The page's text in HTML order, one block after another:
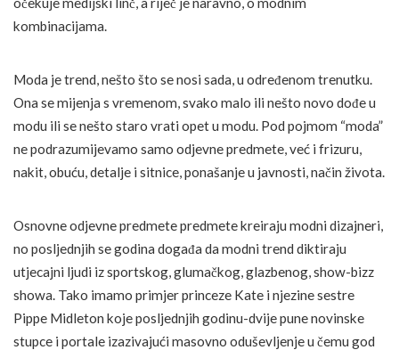
kombinacijama.
Moda je trend, nešto što se nosi sada, u određenom trenutku.
Ona se mijenja s vremenom, svako malo ili nešto novo dođe u
modu ili se nešto staro vrati opet u modu. Pod pojmom “moda”
ne podrazumijevamo samo odjevne predmete, već i frizuru,
nakit, obuću, detalje i sitnice, ponašanje u javnosti, način života.
Osnovne odjevne predmete predmete kreiraju modni dizajneri,
no posljednjih se godina događa da modni trend diktiraju
utjecajni ljudi iz sportskog, glumačkog, glazbenog, show-bizz
showa. Tako imamo primjer princeze Kate i njezine sestre
Pippe Midleton koje posljednjih godinu-dvije pune novinske
stupce i portale izazivajući masovno oduševljenje u čemu god